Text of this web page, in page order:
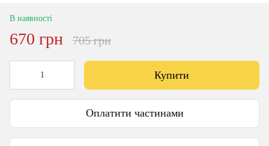
В наявності
670 грн 705 грн
Купити
Оплатити частинами